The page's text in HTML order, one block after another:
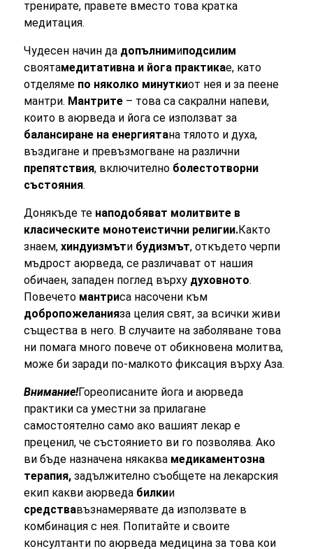
тренирате, правете вместо това кратка
медитация.
Чудесен начин да допълнимиподсилим
своятамедитативна и йога практикае, като
отделяме по няколко минуткиот нея и за пеене
мантри. Мантрите – това са сакрални напеви,
които в аюрведа и йога се използват за
балансиране на енергиятана тялото и духа,
въздигане и превъзмогване на различни
препятствия, включително болестотворни
състояния.
Донякъде те наподобяват молитвите в
класическите монотеистични религии.Както
знаем,хиндуизмъти будизмът, откъдето черпи
мъдрост аюрведа, се различават от нашия
обичаен, западен поглед върху духовното.
Повечето мантриса насочени към
добропожеланияза целия свят, за всички живи
същества в него. В случаите на заболяване това
ни помага много повече от обикновена молитва,
може би заради по-малкото фиксация върху Аза.
Внимание!Гореописаните йога и аюрведа
практики са уместни за прилагане
самостоятелно само ако вашият лекар е
преценил, че състоянието ви го позволява. Ако
ви бъде назначена някаква медикаментозна
терапия,задължително съобщете на лекарския
екип какви аюрведа билкии
средствавъзнамерявате да използвате в
комбинация с нея. Попитайте и своите
консултанти по аюрведа медицина за това кои